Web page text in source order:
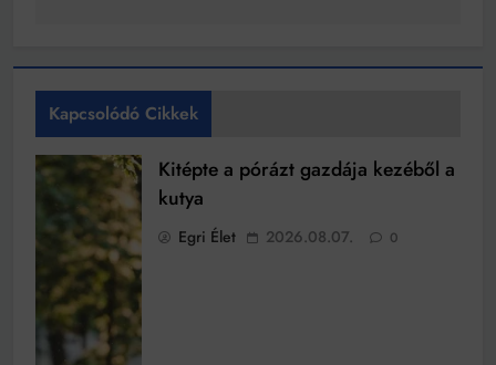
Kapcsolódó Cikkek
Kitépte a pórázt gazdája kezéből a
kutya
Egri Élet 2026.08.07. 0